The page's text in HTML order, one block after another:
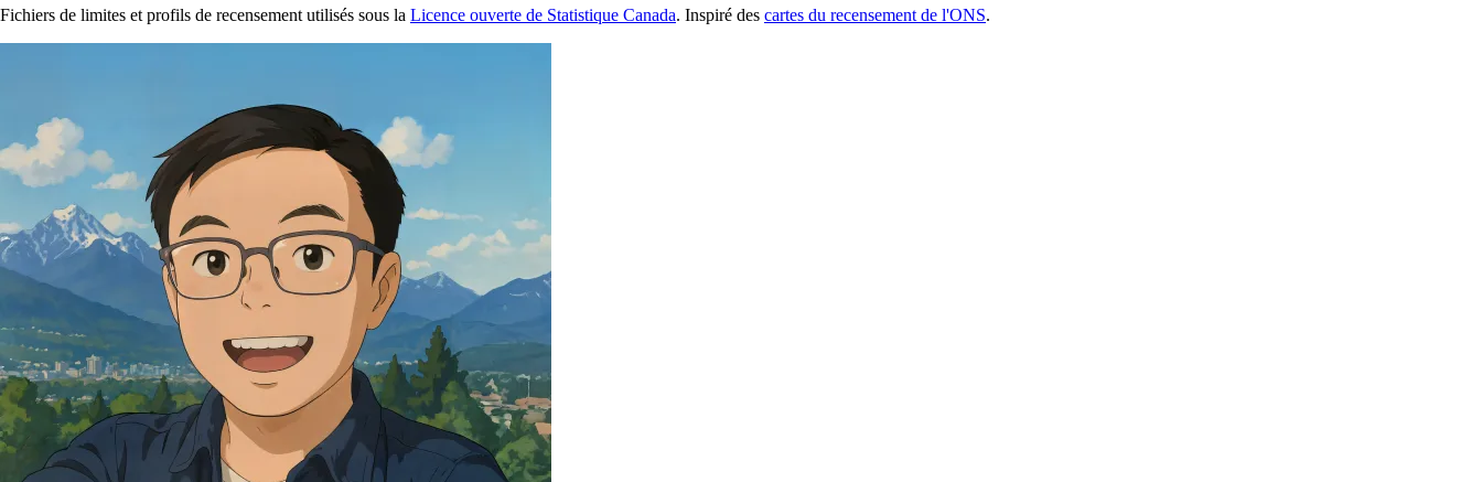
Fichiers de limites et profils de recensement utilisés sous la Licence ouverte de Statistique Canada. Inspiré des cartes du recensement de l'ONS.